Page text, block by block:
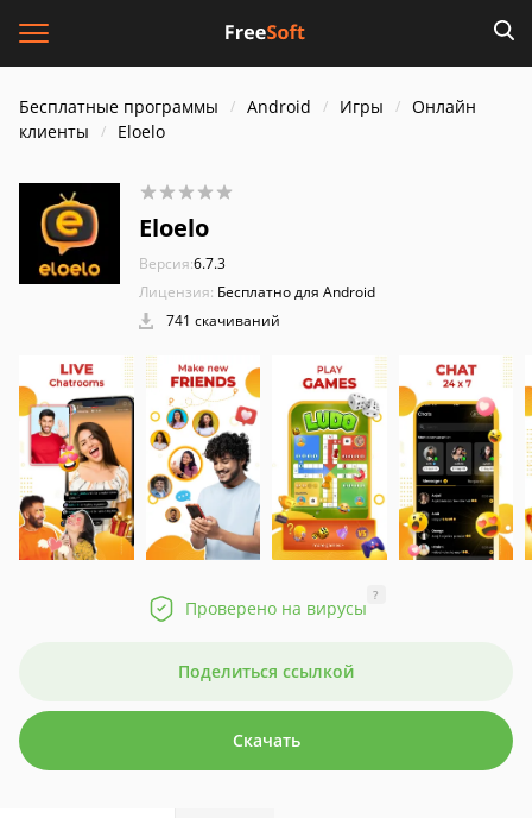
Бесплатные программы Android Игры
Онлайн
клиенты
Eloelo
Eloelo
Версия:6.7.3
Лицензия: Бесплатно для Android
741 скачиваний
Проверено на вирусы
?
Поделиться ссылкой
Скачать